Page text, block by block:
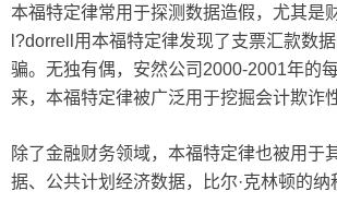
本福特定律常用于探测数据造假，尤其是
l?dorrell用本福特定律发现了支票汇款数
骗。无独有偶，安然公司2000-2001年的
来，本福特定律被广泛用于挖掘会计欺诈
除了金融财务领域，本福特定律也被用于
据、公共计划经济数据，比尔·克林顿的